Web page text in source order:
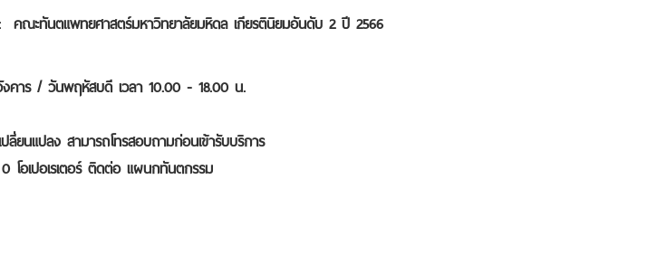
ะทันตแพทยศาสตร์มหาวิทยาลัยมหิดล เกียรตินิยมอันดับ 2 ปี 2566
ร / วันพฤหัสบดี เวลา 10.00 - 18.00 น.
ลี่ยนแปลง สามารถโทรสอบถามก่อนเข้ารับบริการ
โอเปอเรเตอร์ ติดต่อ แผนกทันตกรรม